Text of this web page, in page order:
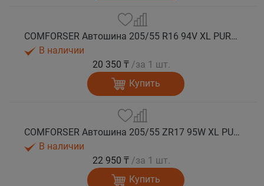
COMFORSER Автошина 205/55 R16 94V XL PURESPEED лето
В наличии
20 350 ₸ /за 1 шт.
Купить
COMFORSER Автошина 205/55 ZR17 95W XL PURESPEED лето
В наличии
22 950 ₸ /за 1 шт.
Купить